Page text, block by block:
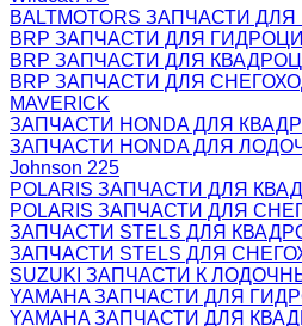
BALTMOTORS ЗАПЧАСТИ
BRP ЗАПЧАСТИ ДЛЯ
BRP ЗАПЧАСТИ ДЛЯ
BRP ЗАПЧАСТИ ДЛЯ
MAVERICK
ЗАПЧАСТИ HONDA ДЛЯ
ЗАПЧАСТИ HONDA ДЛЯ
Johnson 225
POLARIS ЗАПЧАСТИ ДЛЯ
POLARIS ЗАПЧАСТИ ДЛЯ
ЗАПЧАСТИ STELS ДЛЯ
ЗАПЧАСТИ STELS ДЛЯ
SUZUKI ЗАПЧАСТИ К
YAMAHA ЗАПЧАСТИ ДЛЯ
YAMAHA ЗАПЧАСТИ ДЛЯ